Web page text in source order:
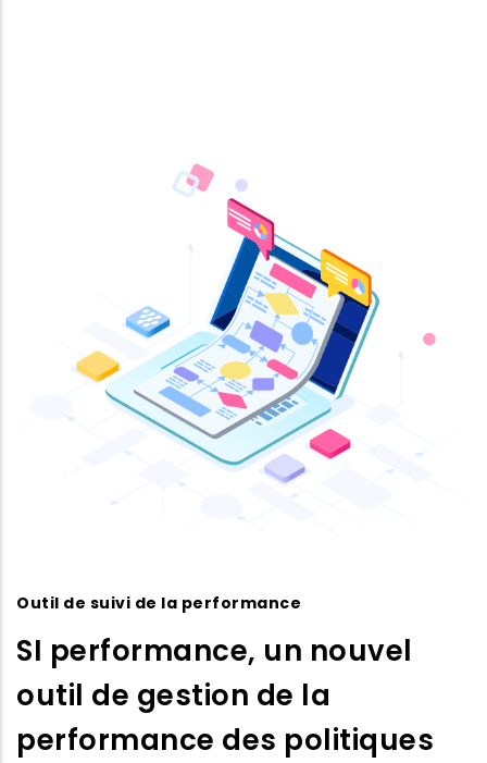
Outil de suivi de la performance
SI performance, un nouvel
outil de gestion de la
performance des politiques